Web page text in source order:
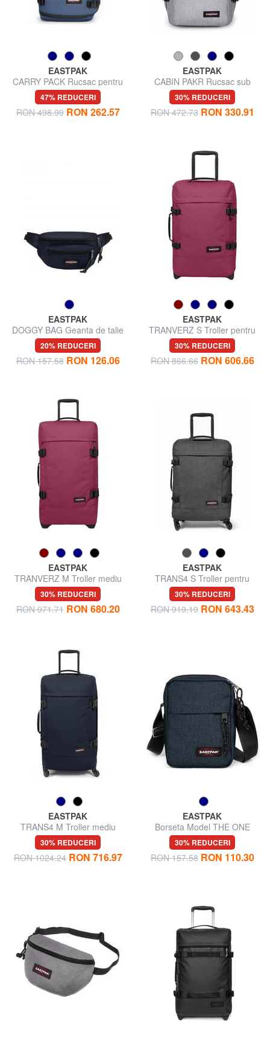
EASTPAK
CARRY PACK Rucsac pentru
laptop de 17".
47% REDUCERI
RON 498.99 RON 262.57
EASTPAK
CABIN PAKR Rucsac sub
scaun
30% REDUCERI
RON 472.73 RON 330.91
EASTPAK
DOGGY BAG Geanta de talie
20% REDUCERI
RON 157.58 RON 126.06
EASTPAK
TRANVERZ S Troller pentru
bagaje de mână
30% REDUCERI
RON 866.66 RON 606.66
EASTPAK
TRANVERZ M Troller mediu
30% REDUCERI
RON 971.71 RON 680.20
EASTPAK
TRANS4 S Troller pentru
bagaje de mână
30% REDUCERI
RON 919.19 RON 643.43
EASTPAK
TRANS4 M Troller mediu
30% REDUCERI
RON 1024.24 RON 716.97
EASTPAK
Borseta Model THE ONE
30% REDUCERI
RON 157.58 RON 110.30